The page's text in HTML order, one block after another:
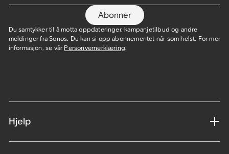
Abonner
Du samtykker til å motta oppdateringer, kampanjetilbud og andre
meldinger fra Sonos. Du kan si opp abonnementet når som helst. For mer
informasjon, se vår Personvernerklæring.
Hjelp